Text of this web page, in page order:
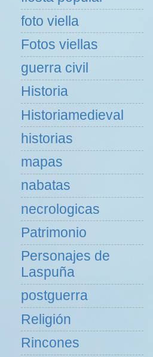
foto viella
Fotos viellas
guerra civil
Historia
Historiamedieval
historias
mapas
nabatas
necrologicas
Patrimonio
Personajes de
Laspuña
postguerra
Religión
Rincones